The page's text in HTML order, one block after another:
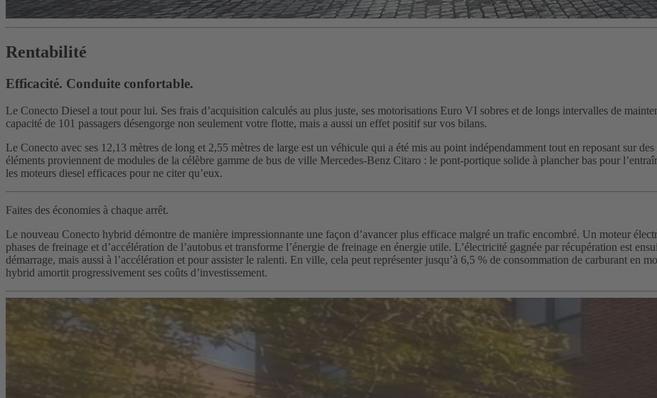
Rentabilité
Efficacité. Conduite confortable.
Le Conecto Diesel a tout pour lui. Ses frais d’acquisition calculés au plus juste, ses motorisations Euro VI sobres et de longs intervalles de
capacité de 101 passagers désengorge non seulement votre flotte, mais a aussi un effet positif sur vos bilans.
Le Conecto avec ses 12,13 mètres de long et 2,55 mètres de large est un véhicule qui a été mis au point indépendamment tout en reposant sur
éléments proviennent de modules de la célèbre gamme de bus de ville Mercedes-Benz Citaro : le pont-portique solide à plancher bas pour
les moteurs diesel efficaces pour ne citer qu’eux.
Faites des économies à chaque arrêt.
Le nouveau Conecto hybrid démontre de manière impressionnante une façon d’avancer plus efficace malgré un trafic encombré. Un moteur
phases de freinage et d’accélération de l’autobus et transforme l’énergie de freinage en énergie utile. L’électricité gagnée par récupération est
démarrage, mais aussi à l’accélération et pour assister le ralenti. En ville, cela peut représenter jusqu’à 6,5 % de consommation de carburant en
hybrid amortit progressivement ses coûts d’investissement.